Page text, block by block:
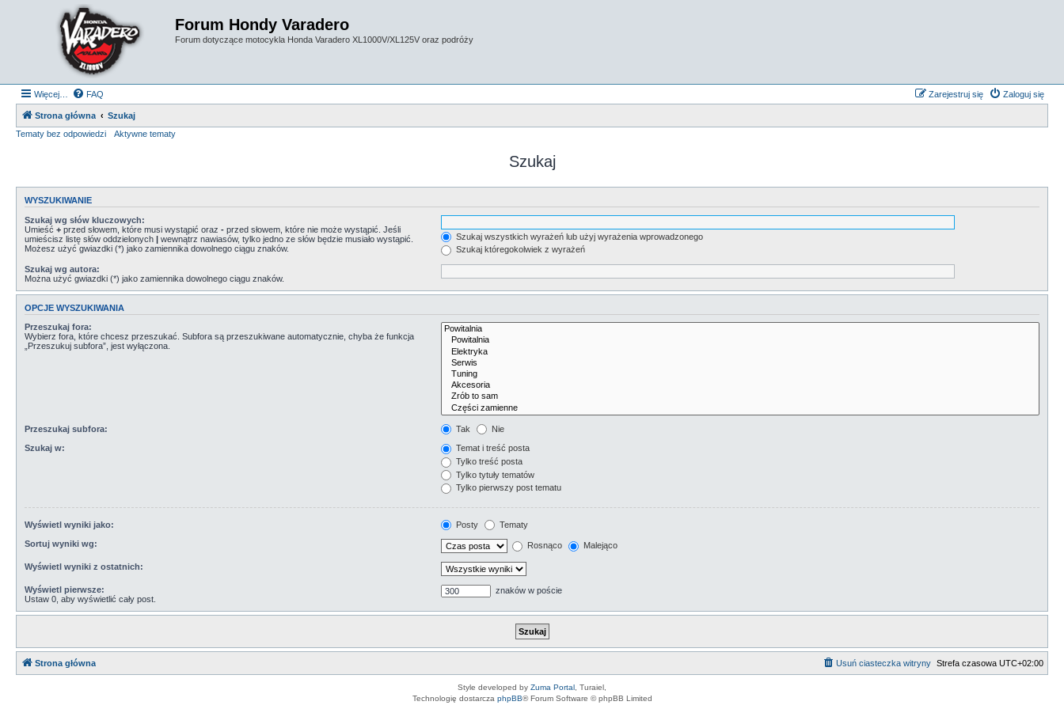
Forum Hondy Varadero
Forum dotyczące motocykla Honda Varadero XL1000V/XL125V oraz podróży
Więcej… FAQ Zaloguj się
Zarejestruj się
Strona główna
Szukaj
Tematy bez odpowiedzi
Aktywne tematy
Szukaj
WYSZUKIWANIE
Szukaj wg słów kluczowych:
Umieść + przed słowem, które musi wystąpić oraz - przed słowem, które nie może wystąpić. Jeśli
umieścisz listę słów oddzielonych | wewnątrz nawiasów, tylko jedno ze słów będzie musiało wystąpić.
Możesz użyć gwiazdki (*) jako zamiennika dowolnego ciągu znaków.
Szukaj wszystkich wyrażeń lub użyj wyrażenia wprowadzonego
Szukaj któregokolwiek z wyrażeń
Szukaj wg autora:
Można użyć gwiazdki (*) jako zamiennika dowolnego ciągu znaków.
OPCJE WYSZUKIWANIA
Przeszukaj fora:
Wybierz fora, które chcesz przeszukać. Subfora są przeszukiwane automatycznie, chyba że funkcja
„Przeszukuj subfora”, jest wyłączona.
Przeszukaj subfora: Tak Nie
Szukaj w:
Temat i treść posta
Tylko treść posta
Tylko tytuły tematów
Tylko pierwszy post tematu
Wyświetl wyniki jako: Posty Tematy
Sortuj wyniki wg: Rosnąco Malejąco
Wyświetl wyniki z ostatnich:
Wyświetl pierwsze:
Ustaw 0, aby wyświetlić cały post.
znaków w poście
Strona główna Strefa czasowa UTC+02:00
Usuń ciasteczka witryny
Style developed by Zuma Portal , Turaiel,
Technologię dostarcza phpBB® Forum Software © phpBB Limited